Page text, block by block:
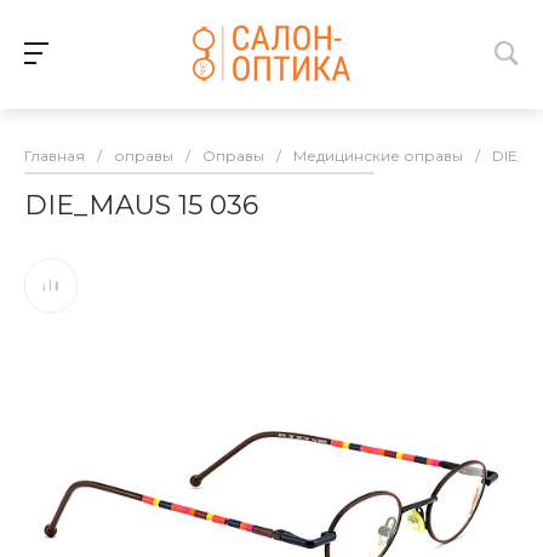
Главная / оправы / Оправы / Медицинские оправы /
DIE_MAUS 15 036